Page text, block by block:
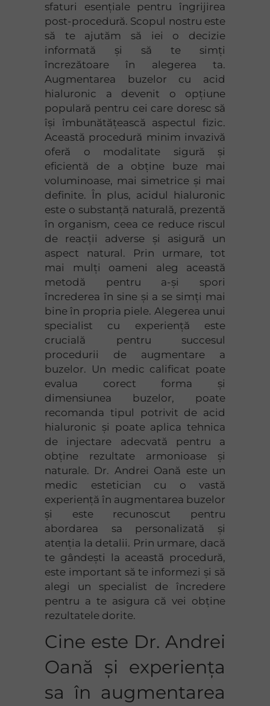
sfaturi esențiale pentru îngrijirea
post-procedură. Scopul nostru este
să te ajutăm să iei o decizie
informată și să te simți
încrezătoare în alegerea ta.
Augmentarea buzelor cu acid
hialuronic a devenit o opțiune
populară pentru cei care doresc să
își îmbunătățească aspectul fizic.
Această procedură minim invazivă
oferă o modalitate sigură și
eficientă de a obține buze mai
voluminoase, mai simetrice și mai
definite. În plus, acidul hialuronic
este o substanță naturală, prezentă
în organism, ceea ce reduce riscul
de reacții adverse și asigură un
aspect natural. Prin urmare, tot
mai mulți oameni aleg această
metodă pentru a-și spori
încrederea în sine și a se simți mai
bine în propria piele. Alegerea unui
specialist cu experiență este
crucială pentru succesul
procedurii de augmentare a
buzelor. Un medic calificat poate
evalua corect forma și
dimensiunea buzelor, poate
recomanda tipul potrivit de acid
hialuronic și poate aplica tehnica
de injectare adecvată pentru a
obține rezultate armonioase și
naturale. Dr. Andrei Oană este un
medic estetician cu o vastă
experiență în augmentarea buzelor
și este recunoscut pentru
abordarea sa personalizată și
atenția la detalii. Prin urmare, dacă
te gândești la această procedură,
este important să te informezi și să
alegi un specialist de încredere
pentru a te asigura că vei obține
rezultatele dorite.
Cine este Dr. Andrei
Oană și experiența
sa în augmentarea